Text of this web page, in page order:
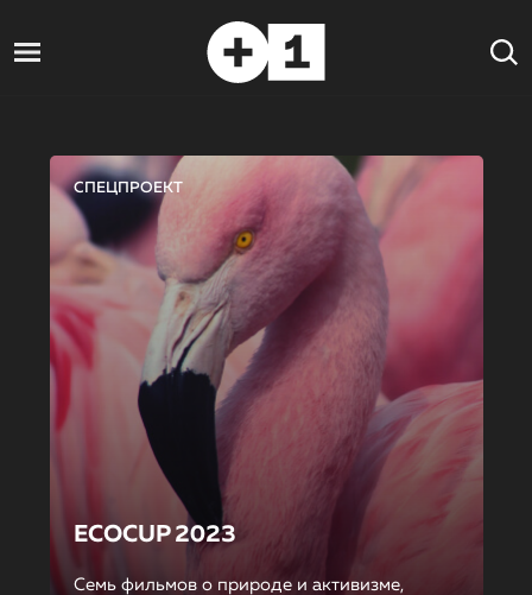
СПЕЦПРОЕКТ
ECOCUP 2023
Семь фильмов о природе и активизме,